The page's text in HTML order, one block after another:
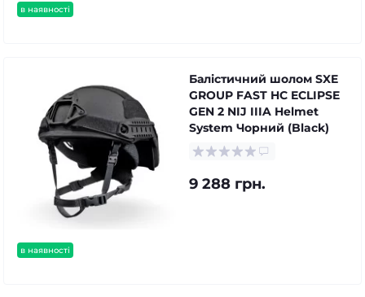
в наявності
в наявності
Балістичний шолом SXE
GROUP FAST HC ECLIPSE
GEN 2 NIJ IIIA Helmet
System Чорний (Black)
9 288 грн.